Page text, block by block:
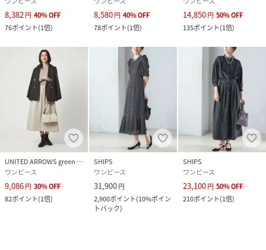
8,382円 40%OFF
76ポイント(1倍)
8,580円 40%OFF
78ポイント(1倍)
14,850円 50%OFF
135ポイント(1倍)
UNITED ARROWS green label relaxing
ワンピース
9,086円 30%OFF
82ポイント(1倍)
SHIPS
ワンピース
31,900円
2,900ポイント(10%ポイン
トバック)
SHIPS
ワンピース
23,100円 50%OFF
210ポイント(1倍)